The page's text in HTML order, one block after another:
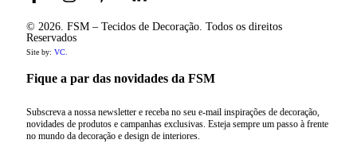
© 2026. FSM – Tecidos de Decoração. Todos os direitos
Reservados
Site by: VC.
Fique a par das novidades da FSM
Subscreva a nossa newsletter e receba no seu e-mail inspirações de decoração,
novidades de produtos e campanhas exclusivas. Esteja sempre um passo à frente
no mundo da decoração e design de interiores.